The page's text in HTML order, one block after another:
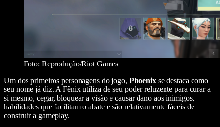
Foto: Reprodução/Riot Games
Um dos primeiros personagens do jogo, Phoenix se destaca como
seu nome já diz. A Fênix utiliza de seu poder reluzente para curar a
si mesmo, cegar, bloquear a visão e causar dano aos inimigos,
habilidades que facilitam o abate e são relativamente fáceis de
construir a gameplay.